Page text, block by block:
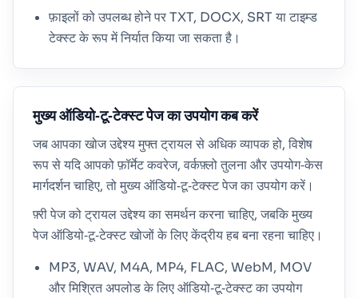
फ़ाइलों को उपलब्ध होने पर TXT, DOCX, SRT या टाइम्ड
टेक्स्ट के रूप में निर्यात किया जा सकता है।
मुख्य ऑडियो‑टू‑टेक्स्ट पेज का उपयोग कब करें
जब आपका खोज उद्देश्य मुफ्त ट्रायल से अधिक व्यापक हो, विशेष
रूप से यदि आपको फ़ॉर्मेट कवरेज, वर्कफ़्लो तुलना और उपयोग‑केस
मार्गदर्शन चाहिए, तो मुख्य ऑडियो‑टू‑टेक्स्ट पेज का उपयोग करें।
फ़्री पेज को ट्रायल उद्देश्य का समर्थन करना चाहिए, जबकि मुख्य
पेज ऑडियो‑टू‑टेक्स्ट खोजों के लिए केंद्रीय हब बना रहना चाहिए।
MP3, WAV, M4A, MP4, FLAC, WebM, MOV
और मिश्रित अपलोड के लिए ऑडियो‑टू‑टेक्स्ट का उपयोग